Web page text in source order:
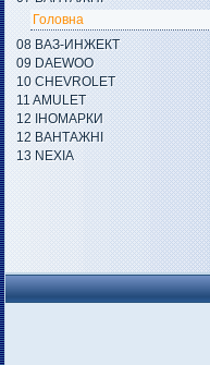
Головна
08 ВАЗ-ИНЖЕКТ
09 DAEWOO
10 CHEVROLET
11 AMULET
12 ІНОМАРКИ
12 ВАНТАЖНІ
13 NEXIA